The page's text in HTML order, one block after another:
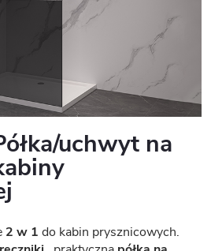
uchwyt na
2 w 1 do kabin prysznicowych.